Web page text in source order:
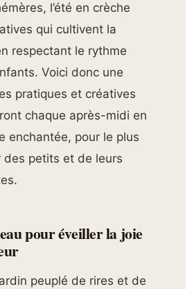
l’été en crèche
qui cultivent la
respectant le rythme
Voici donc une
pratiques et créatives
chaque après-midi en
enchantée, pour le plus
des petits et de leurs
pour éveiller la joie
peuplé de rires et de